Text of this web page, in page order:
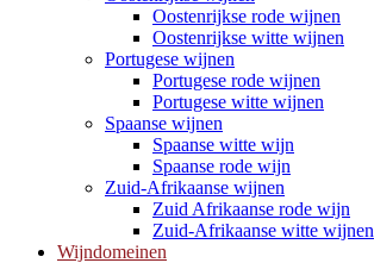
Oostenrijkse rode wijnen
Oostenrijkse witte wijnen
Portugese wijnen
Portugese rode wijnen
Portugese witte wijnen
Spaanse wijnen
Spaanse witte wijn
Spaanse rode wijn
Zuid-Afrikaanse wijnen
Zuid Afrikaanse rode wijn
Zuid-Afrikaanse witte wijnen
Wijndomeinen